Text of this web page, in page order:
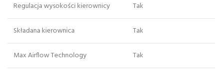
Regulacja wysokości kierownicy Tak
Składana kierownica Tak
Max Airflow Technology Tak